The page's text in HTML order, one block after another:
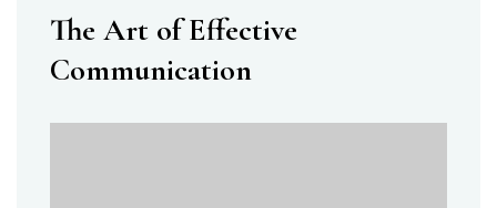
The Art of Effective
Communication